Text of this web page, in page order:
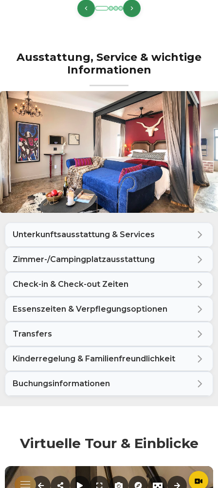
Ausstattung, Service & wichtige
Informationen
Unterkunftsausstattung & Services
Zimmer-/Campingplatzausstattung
Check-in & Check-out Zeiten
Essenszeiten & Verpflegungsoptionen
Transfers
Kinderregelung & Familienfreundlichkeit
Buchungsinformationen
Virtuelle Tour & Einblicke